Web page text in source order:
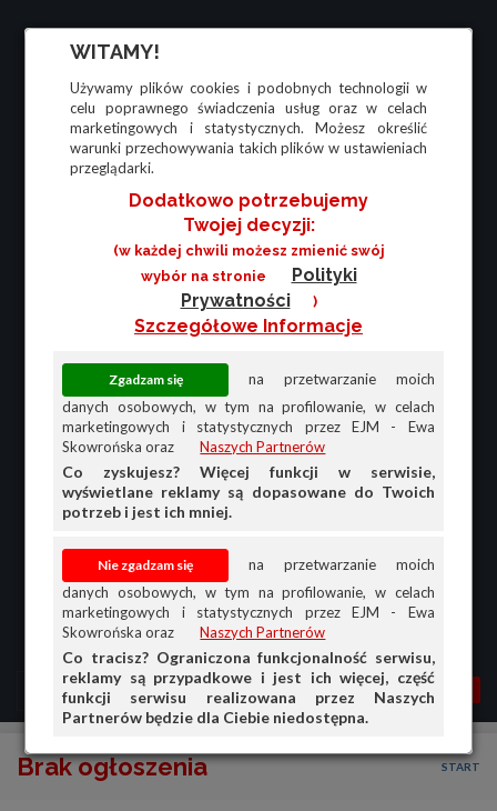
WITAMY!
Używamy plików cookies i podobnych technologii w
celu poprawnego świadczenia usług oraz w celach
marketingowych i statystycznych. Możesz określić
warunki przechowywania takich plików w ustawieniach
przeglądarki.
Dodatkowo potrzebujemy
Twojej decyzji:
(w każdej chwili możesz zmienić swój
wybór na stronie
Polityki
Prywatności
)
Szczegółowe Informacje
na przetwarzanie moich
danych osobowych, w tym na profilowanie, w celach
marketingowych i statystycznych przez EJM - Ewa
Skowrońska oraz
Naszych Partnerów
Co zyskujesz? Więcej funkcji w serwisie,
wyświetlane reklamy są dopasowane do Twoich
potrzeb i jest ich mniej.
na przetwarzanie moich
danych osobowych, w tym na profilowanie, w celach
marketingowych i statystycznych przez EJM - Ewa
Skowrońska oraz
Naszych Partnerów
Co tracisz? Ograniczona funkcjonalność serwisu,
reklamy są przypadkowe i jest ich więcej, część
funkcji serwisu realizowana przez Naszych
Partnerów będzie dla Ciebie niedostępna.
MENU MOJA AG
Brak ogłoszenia START